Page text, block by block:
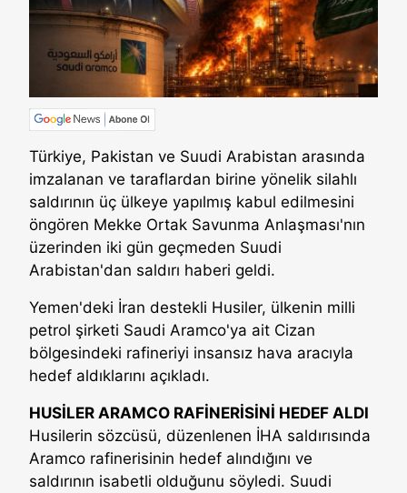
Türkiye, Pakistan ve Suudi Arabistan arasında
imzalanan ve taraflardan birine yönelik silahlı
saldırının üç ülkeye yapılmış kabul edilmesini
öngören Mekke Ortak Savunma Anlaşması'nın
üzerinden iki gün geçmeden Suudi
Arabistan'dan saldırı haberi geldi.
Yemen'deki İran destekli Husiler, ülkenin milli
petrol şirketi Saudi Aramco'ya ait Cizan
bölgesindeki rafineriyi insansız hava aracıyla
hedef aldıklarını açıkladı.
HUSİLER ARAMCO RAFİNERİSİNİ HEDEF ALDI
Husilerin sözcüsü, düzenlenen İHA saldırısında
Aramco rafinerisinin hedef alındığını ve
saldırının isabetli olduğunu söyledi. Suudi